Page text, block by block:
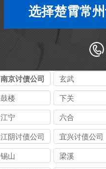
选择楚霄常
南京讨债公司 玄武
鼓楼 下关
江宁 六合
江阴讨债公司 宜兴讨债公司
锡山 梁溪